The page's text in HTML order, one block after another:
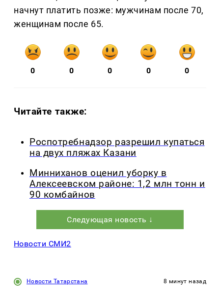
начнут платить позже: мужчинам после 70,
женщинам после 65.
0 0 0 0 0
Читайте также:
Роспотребнадзор разрешил купаться
на двух пляжах Казани
Минниханов оценил уборку в
Алексеевском районе: 1,2 млн тонн и
90 комбайнов
Следующая новость ↓
Новости СМИ2
Новости Татарстана 8 минут назад